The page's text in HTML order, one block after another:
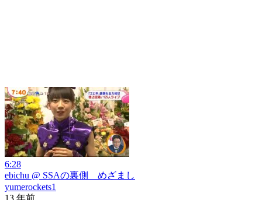
6:28
ebichu @ SSAの裏側 めざまし
yumerockets1